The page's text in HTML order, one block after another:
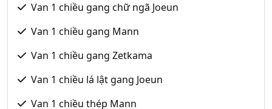
Van 1 chiều gang chữ ngã Joeun
Van 1 chiều gang Mann
Van 1 chiều gang Zetkama
Van 1 chiều lá lật gang Joeun
Van 1 chiều thép Mann